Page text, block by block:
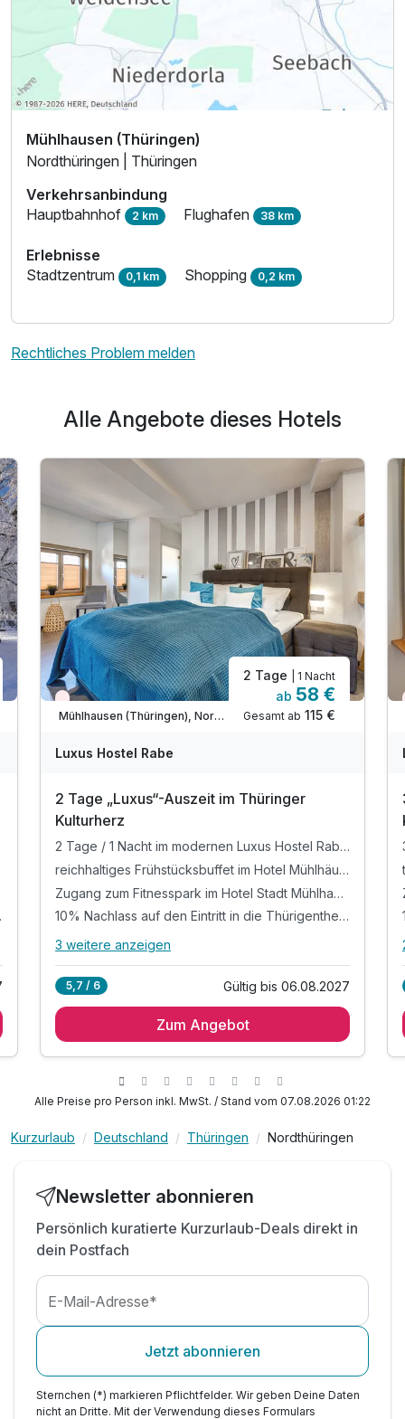
Mühlhausen (Thüringen)
Nordthüringen | Thüringen
Verkehrsanbindung
Hauptbahnhof 2 km Flughafen 38 km
Erlebnisse
Stadtzentrum 0,1 km Shopping 0,2 km
Rechtliches Problem melden
Alle Angebote dieses Hotels
Wieder frei ab September
Mühlhausen (Thüringen), Nordthüringen
2 Tage | 1 Nacht
ab 58 €
Gesamt ab 115 €
Luxus Hostel Rabe
2 Tage „Luxus“-Auszeit im Thüringer
Kulturherz
2 Tage / 1 Nacht im modernen Luxus Hostel Rabe, in zentraler Altstadtlage von Mühlhausen
reichhaltiges Frühstücksbuffet im Hotel Mühlhäuser Hof
Zugang zum Fitnesspark im Hotel Stadt Mühlhausen
10% Nachlass auf den Eintritt in die Thürigentherme
Alle Inklusivleistungen
Rabe, in zentraler Altstadtlage von Mühlhausen
reichhaltiges Frühstücksbuffet im Hotel
Zugang zum Fitnesspark im Hotel Stadt
Mühlhausen
Thürigentherme
Restaurant "Meat"
Zimmer
WLAN-Nutzung
3 weitere anzeigen
5,7 / 6 Gültig bis 06.08.2027
Zum Angebot
Alle Preise pro Person inkl. MwSt. / Stand vom 07.08.2026 01:22
Kurzurlaub Deutschland Thüringen Nordthüringen
Newsletter abonnieren
Persönlich kuratierte Kurzurlaub-Deals direkt in
dein Postfach
E-Mail-Adresse*
Jetzt abonnieren
Sternchen (*) markieren Pflichtfelder. Wir geben Deine Daten
nicht an Dritte. Mit der Verwendung dieses Formulars